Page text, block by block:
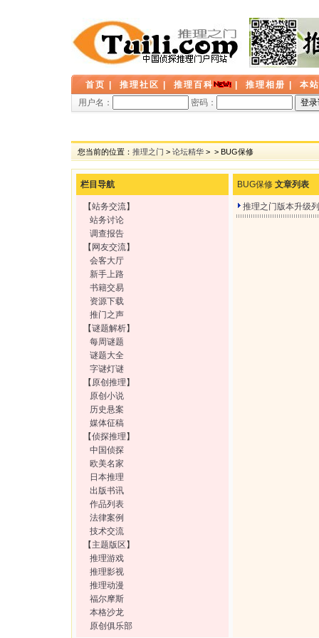
首页 推理社区 推理百科 推理相册
本
用户名：
密码：
您当前的位置： 推理之门 > 论坛精华 > > BUG保修
栏目导航
【站务交流】
站务讨论
调查报告
【 网友交流】
会客大厅
新手上路
书籍交易
资源下载
推门之声
【谜题解析】
每周谜题
谜题大全
字谜灯谜
【 原创推理 】
原创小说
历史悬案
媒体征稿
【侦探推理 】
中国侦探
欧美名家
日本推理
出版书讯
作品列表
法律案例
技术交流
【 主题版区 】
推理游戏
推理影视
推理动漫
福尔摩斯
本格沙龙
原创俱乐部
BUG保修 文章列表
推理之门版本升级